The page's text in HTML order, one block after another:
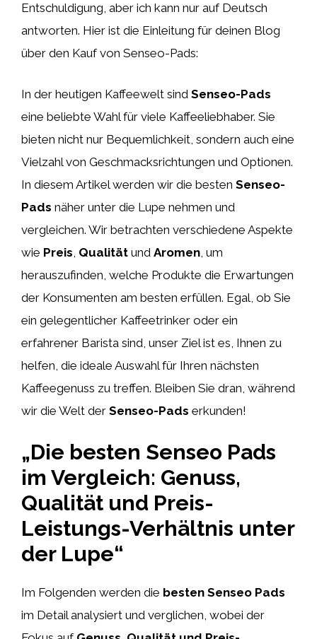
Entschuldigung, aber ich kann nur auf Deutsch
antworten. Hier ist die Einleitung für deinen Blog
über den Kauf von Senseo-Pads:
In der heutigen Kaffeewelt sind Senseo-Pads
eine beliebte Wahl für viele Kaffeeliebhaber. Sie
bieten nicht nur Bequemlichkeit, sondern auch eine
Vielzahl von Geschmacksrichtungen und Optionen.
In diesem Artikel werden wir die besten Senseo-
Pads näher unter die Lupe nehmen und
vergleichen. Wir betrachten verschiedene Aspekte
wie Preis Qualität und Aromen , um
herauszufinden, welche Produkte die Erwartungen
der Konsumenten am besten erfüllen. Egal, ob Sie
ein gelegentlicher Kaffeetrinker oder ein
erfahrener Barista sind, unser Ziel ist es, Ihnen zu
helfen, die ideale Auswahl für Ihren nächsten
Kaffeegenuss zu treffen. Bleiben Sie dran, während
wir die Welt der Senseo-Pads erkunden!
„Die besten Senseo Pads
im Vergleich: Genuss,
Qualität und Preis-
Leistungs-Verhältnis unter
der Lupe“
Im Folgenden werden die besten Senseo Pads
im Detail analysiert und verglichen, wobei der